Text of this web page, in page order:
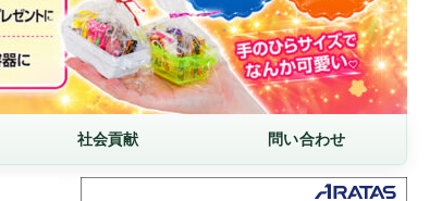
社会貢献 問い合わせ